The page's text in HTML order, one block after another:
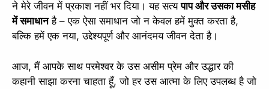
ने मेरे जीवन में प्रकाश नहीं भर दिया। यह सत्यपाप और उसका मसीह
में समाधानहै – एक ऐसा समाधान जो न केवल हमें मुक्त करता है,
बल्कि हमें एक नया, उद्देश्यपूर्ण और आनंदमय जीवन देता है।
आज, मैं आपके साथ परमेश्वर के उस असीम प्रेम और उद्धार की
कहानी साझा करना चाहता हूँ, जो हर उस आत्मा के लिए उपलब्ध है जो